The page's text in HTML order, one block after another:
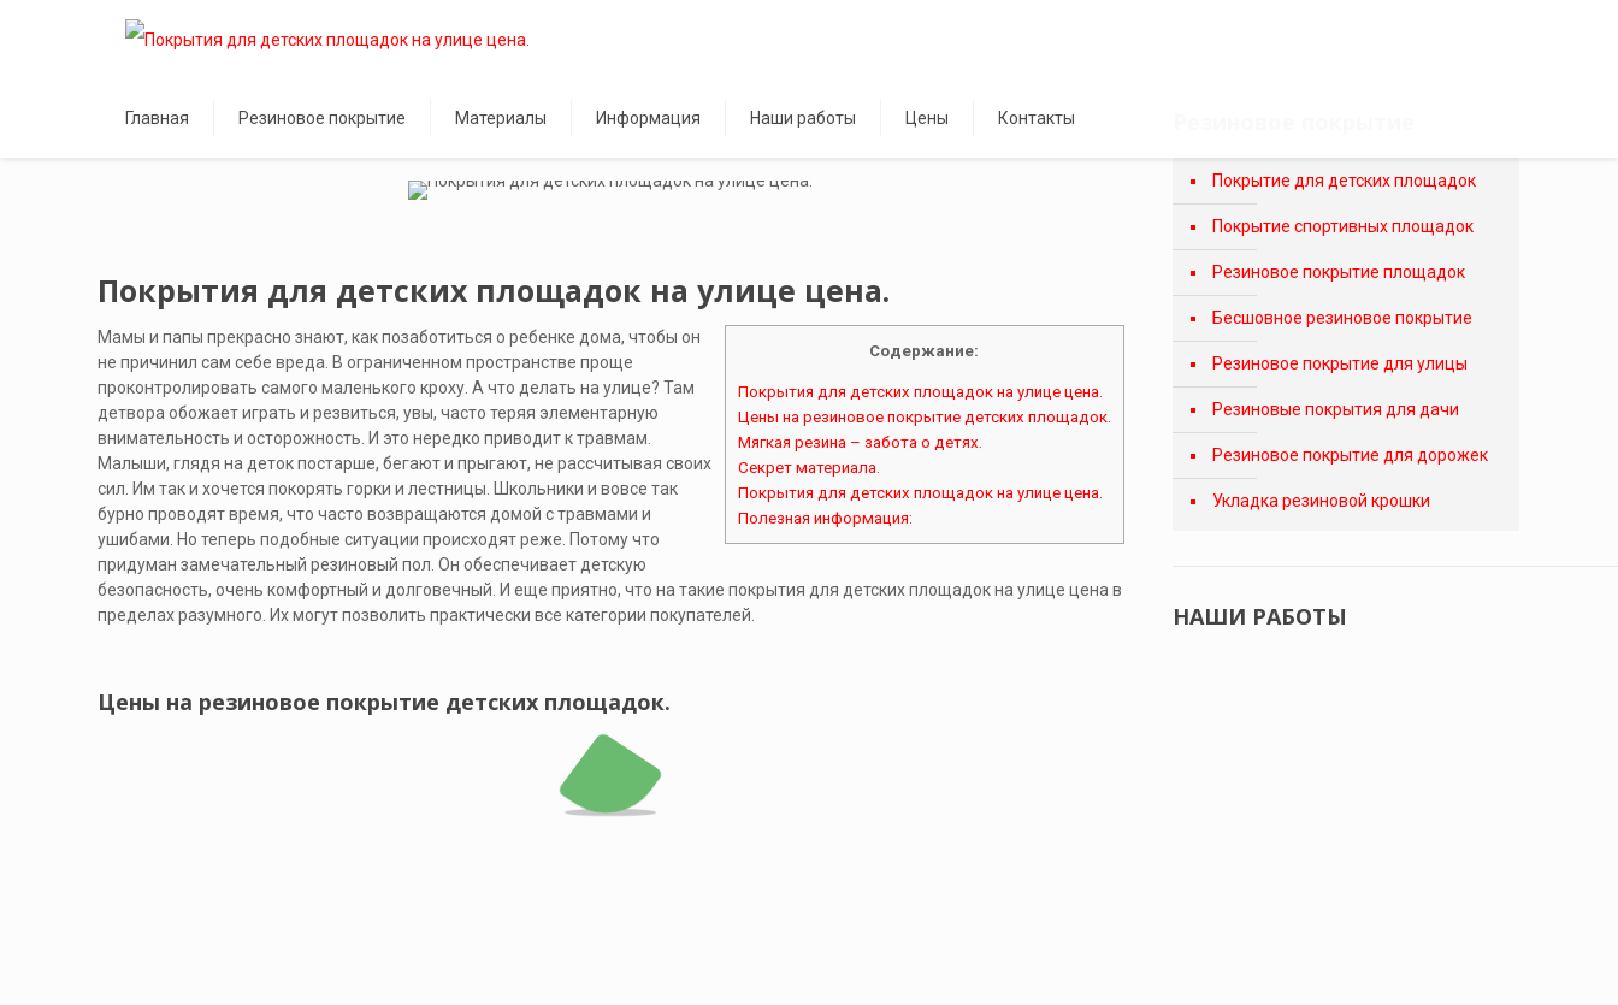
Главная Резиновое покрытие Материалы Информация Наши работы Цены Контакты
Покрытия для детских площадок на улице цена.
Содержание:
Покрытия для детских площадок на улице цена.
Цены на резиновое покрытие детских площадок.
Мягкая резина – забота о детях.
Секрет материала.
Покрытия для детских площадок на улице цена.
Полезная информация:
Мамы и папы прекрасно знают, как позаботиться о ребенке дома, чтобы он
не причинил сам себе вреда. В ограниченном пространстве проще
проконтролировать самого маленького кроху. А что делать на улице? Там
детвора обожает играть и резвиться, увы, часто теряя элементарную
внимательность и осторожность. И это нередко приводит к травмам.
Малыши, глядя на деток постарше, бегают и прыгают, не рассчитывая своих
сил. Им так и хочется покорять горки и лестницы. Школьники и вовсе так
бурно проводят время, что часто возвращаются домой с травмами и
ушибами. Но теперь подобные ситуации происходят реже. Потому что
придуман замечательный резиновый пол. Он обеспечивает детскую
безопасность, очень комфортный и долговечный. И еще приятно, что на такие покрытия для детских площадок на улице цена в
пределах разумного. Их могут позволить практически все категории покупателей.
Цены на резиновое покрытие детских площадок.
Покрытие для детских площадок
Покрытие спортивных площадок
Резиновое покрытие площадок
Бесшовное резиновое покрытие
Резиновое покрытие для улицы
Резиновые покрытия для дачи
Резиновое покрытие для дорожек
Укладка резиновой крошки
НАШИ РАБОТЫ